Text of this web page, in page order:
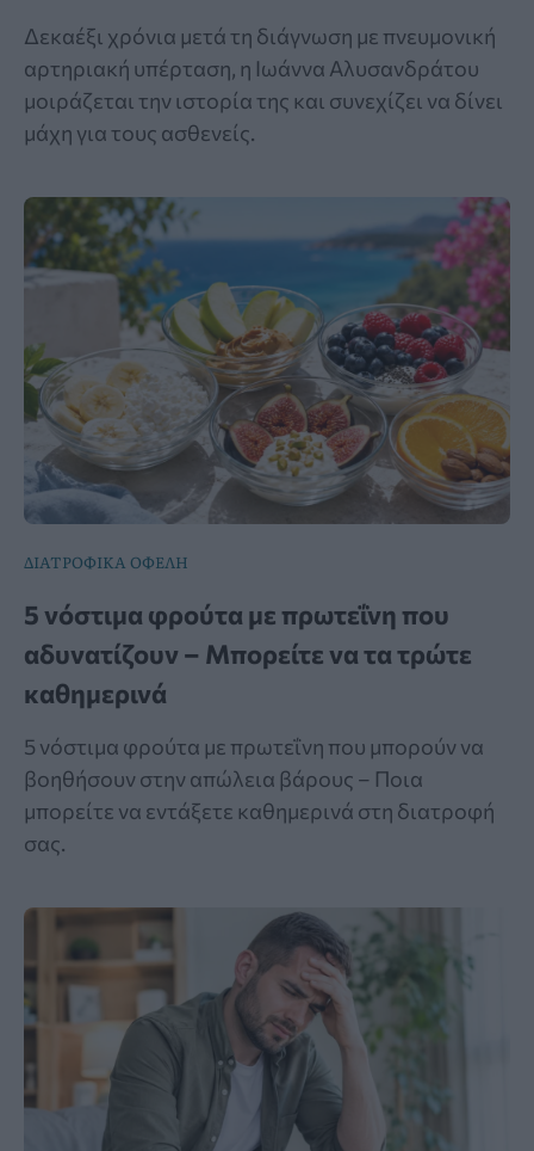
Δεκαέξι χρόνια μετά τη διάγνωση με πνευμονική
αρτηριακή υπέρταση, η Ιωάννα Αλυσανδράτου
μοιράζεται την ιστορία της και συνεχίζει να δίνει
μάχη για τους ασθενείς.
ΔΙΑΤΡΟΦΙΚΑ ΟΦΕΛΗ
5 νόστιμα φρούτα με πρωτεΐνη που
αδυνατίζουν – Μπορείτε να τα τρώτε
καθημερινά
5 νόστιμα φρούτα με πρωτεΐνη που μπορούν να
βοηθήσουν στην απώλεια βάρους – Ποια
μπορείτε να εντάξετε καθημερινά στη διατροφή
σας.